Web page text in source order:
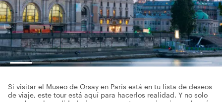
Si visitar el Museo de Orsay en París está en tu lista de deseos
de viaje, este tour está aquí para hacerlos realidad. Y no solo